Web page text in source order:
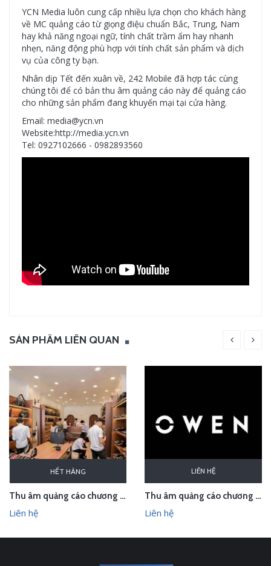
YCN Media luôn cung cấp nhiều lựa chọn cho khách hàng
về MC quảng cáo từ giọng điệu chuẩn Bắc, Trung, Nam
hay khả năng ngoại ngữ, tính chất trầm ấm hay nhanh
nhẹn, năng động phù hợp với tính chất sản phẩm và dịch
vụ của công ty bạn.
Nhân dịp Tết đến xuân về, 242 Mobile đã hợp tác cùng
chúng tôi để có bản thu âm quảng cáo này để quảng cáo
cho những sản phẩm đang khuyến mại tại cửa hàng.
Email: media@ycn.vn
Website:http://media.ycn.vn
Tel: 0927102666 - 0982893560
SẢN PHẨM LIÊN QUAN
HẾT HÀNG
Thu âm quảng cáo chương trình khuyến mại cho Thế giới đồ da
Liên hệ
LIÊN HỆ
Thu âm quảng cáo chương trình mừng 30/4-1/5 cho Thời trang Owen
Liên hệ